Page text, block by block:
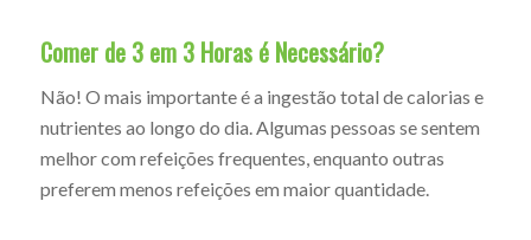
Comer de 3 em 3 Horas é Necessário?
Não! O mais importante é a ingestão total de calorias e
nutrientes ao longo do dia. Algumas pessoas se sentem
melhor com refeições frequentes, enquanto outras
preferem menos refeições em maior quantidade.